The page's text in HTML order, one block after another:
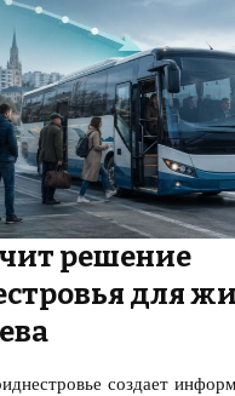
решение
для
создает